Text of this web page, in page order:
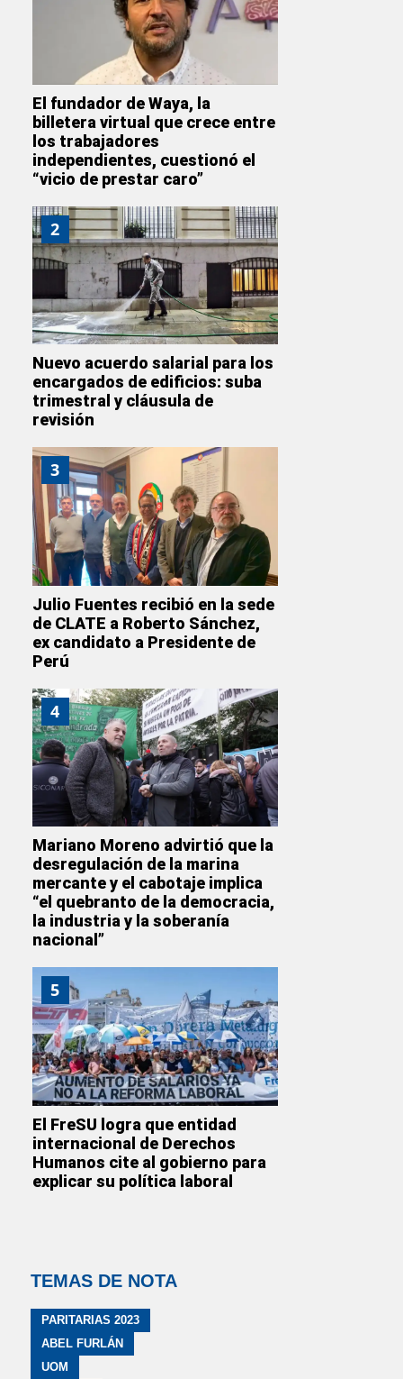
El fundador de Waya, la
billetera virtual que crece entre
los trabajadores
independientes, cuestionó el
“vicio de prestar caro”
2
Nuevo acuerdo salarial para los
encargados de edificios: suba
trimestral y cláusula de
revisión
3
Julio Fuentes recibió en la sede
de CLATE a Roberto Sánchez,
ex candidato a Presidente de
Perú
4
Mariano Moreno advirtió que la
desregulación de la marina
mercante y el cabotaje implica
“el quebranto de la democracia,
la industria y la soberanía
nacional”
5
El FreSU logra que entidad
internacional de Derechos
Humanos cite al gobierno para
explicar su política laboral
TEMAS DE NOTA
PARITARIAS 2023
ABEL FURLÁN
UOM